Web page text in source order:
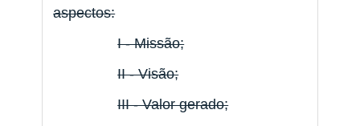
aspectos:
I - Missão;
II - Visão;
III - Valor gerado;